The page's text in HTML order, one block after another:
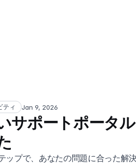
ティ Jan 9, 2026
サポートポータ
ップで、あなたの問題に合った解